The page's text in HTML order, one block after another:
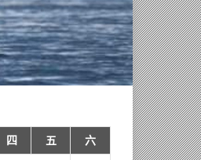
四 五 六